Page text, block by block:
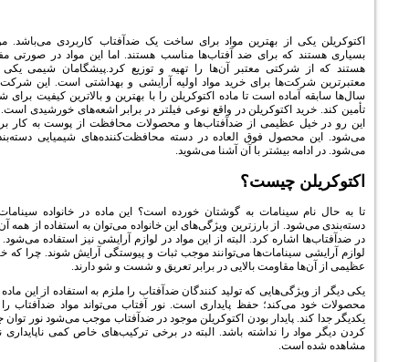
مواد برای ساخت یک ضدآفتاب کاربردی می‌باشد. مواد
ضد آفتاب‌ها مناسب هستند. اما این مواد در صورتی مفید
آن‌ها را تهیه و توزیع کرد.پیشگامان شیمی یکی از
خرید مواد اولیه آرایشی و بهداشتی است. این شرکت با
تا ماده اکتوکریلن را با بهترین و بالاترین کیفیت‌ برای شما
در واقع نوعی فیلتر در برابر اشعه‌های خورشیدی است. از
از ضدآفتاب‌ها و محصولات محافظت از پوست به کار برده
العاده در دسته محافظت‌کننده‌های شیمیایی دسته‌بندی
با آن آشنا می‌شوید.
به گوشتان خورده است؟ این ماده در خانواده سینامات‌ها
ویژگی‌های این خانواده می‌توان به استفاده از همه آن‌ها
البته از این مواد در لوازم آرایشی نیز استفاده می‌شود. در
می‌توانند موجب ثبات و پیوستگی آرایش شوند. چرا که خیل
بالایی در برابر تعریق و شست و شو دارند.
که تولید کنندگان ضدآفتاب را ملزم به استفاده از این ماده در
حفظ پایداری است. نور آفتاب می‌تواند مواد ضدآفتاب را از
بودن اکتوکریلن موجود در ضدآفتاب موجب می‌شود نور توان جدا
باشد. البته در برخی ترکیب‌های خاص کمی ناپایداری نیز